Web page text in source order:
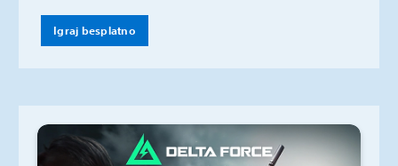
Igraj besplatno